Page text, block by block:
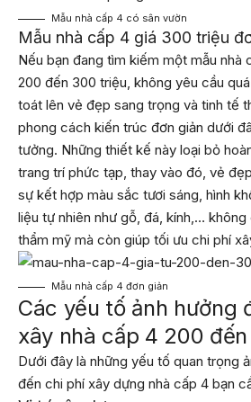
Mẫu nhà cấp 4 có sân vườn
Mẫu nhà cấp 4 giá 300 triệu
Nếu bạn đang tìm kiếm một mẫu nhà
200 đến 300 triệu, không yêu cầu
toát lên vẻ đẹp sang trọng và tinh tế
phong cách kiến trúc đơn giản dưới
tưởng. Những thiết kế này loại bỏ
trang trí phức tạp, thay vào đó, vẻ
sự kết hợp màu sắc tươi sáng, hình
liệu tự nhiên như gỗ, đá, kính,…
thẩm mỹ mà còn giúp tối ưu chi phí
Mẫu nhà cấp 4 đơn giản
Các yếu tố ảnh hưởng
xây nhà cấp 4 200
Dưới đây là những yếu tố quan trọng
đến chi phí xây dựng nhà cấp 4 bạn